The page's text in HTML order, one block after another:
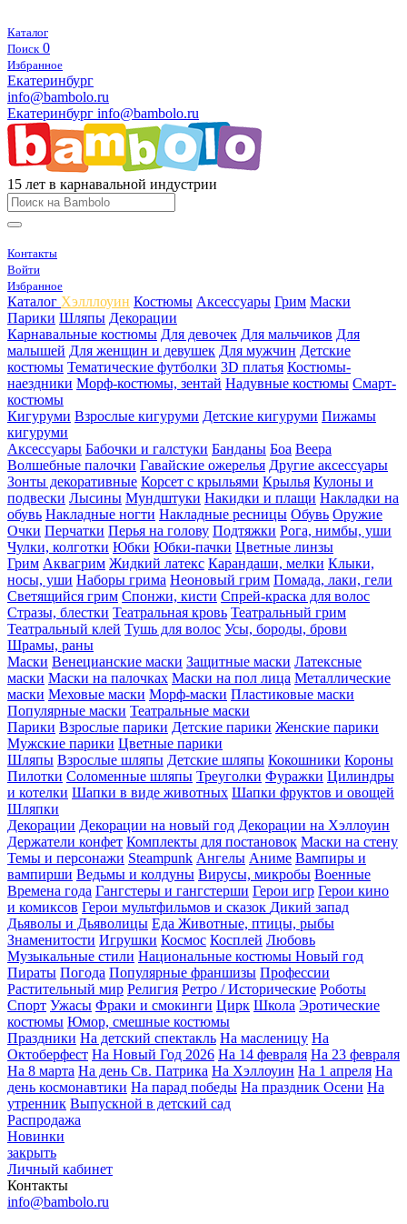
Каталог
Поиск 0
Избранное
Екатеринбург
info@bambolo.ru
Екатеринбург info@bambolo.ru
15 лет в карнавальной индустрии
Контакты
Войти
Избранное
Каталог Хэлллоуин Костюмы Аксессуары Грим Маски
Парики Шляпы Декорации
Карнавальные костюмы Для девочек Для мальчиков Для
малышей Для женщин и девушек Для мужчин Детские
костюмы Тематические футболки 3D платья Костюмы-
наездники Морф-костюмы, зентай Надувные костюмы Смарт-
костюмы
Кигуруми Взрослые кигуруми Детские кигуруми Пижамы
кигуруми
Аксессуары Бабочки и галстуки Банданы Боа Веера
Волшебные палочки Гавайские ожерелья Другие аксессуары
Зонты декоративные Корсет с крыльями Крылья Кулоны и
подвески Лысины Мундштуки Накидки и плащи Накладки на
обувь Накладные ногти Накладные ресницы Обувь Оружие
Очки Перчатки Перья на голову Подтяжки Рога, нимбы, уши
Чулки, колготки Юбки Юбки-пачки Цветные линзы
Грим Аквагрим Жидкий латекс Карандаши, мелки Клыки,
носы, уши Наборы грима Неоновый грим Помада, лаки, гели
Светящийся грим Спонжи, кисти Спрей-краска для волос
Стразы, блестки Театральная кровь Театральный грим
Театральный клей Тушь для волос Усы, бороды, брови
Шрамы, раны
Маски Венецианские маски Защитные маски Латексные
маски Маски на палочках Маски на пол лица Металлические
маски Меховые маски Морф-маски Пластиковые маски
Популярные маски Театральные маски
Парики Взрослые парики Детские парики Женские парики
Мужские парики Цветные парики
Шляпы Взрослые шляпы Детские шляпы Кокошники Короны
Пилотки Соломенные шляпы Треуголки Фуражки Цилиндры
и котелки Шапки в виде животных Шапки фруктов и овощей
Шляпки
Декорации Декорации на новый год Декорации на Хэллоуин
Держатели конфет Комплекты для постановок Маски на стену
Темы и персонажи Steampunk Ангелы Аниме Вампиры и
вампирши Ведьмы и колдуны Вирусы, микробы Военные
Времена года Гангстеры и гангстерши Герои игр Герои кино
и комиксов Герои мультфильмов и сказок Дикий запад
Дьяволы и Дьяволицы Еда Животные, птицы, рыбы
Знаменитости Игрушки Космос Косплей Любовь
Музыкальные стили Национальные костюмы Новый год
Пираты Погода Популярные франшизы Профессии
Растительный мир Религия Ретро / Исторические Роботы
Спорт Ужасы Фраки и смокинги Цирк Школа Эротические
костюмы Юмор, смешные костюмы
Праздники На детский спектакль На масленицу На
Октоберфест На Новый Год 2026 На 14 февраля На 23 февраля
На 8 марта На день Св. Патрика На Хэллоуин На 1 апреля На
день космонавтики На парад победы На праздник Осени На
утренник Выпускной в детский сад
Распродажа
Новинки
закрыть
Личный кабинет
Контакты
info@bambolo.ru